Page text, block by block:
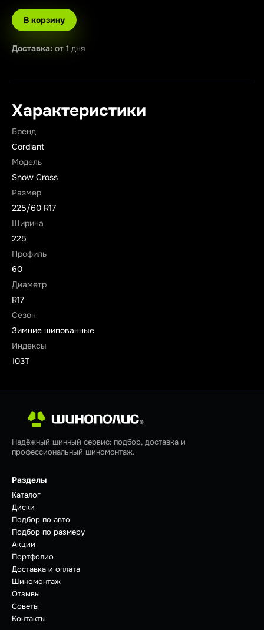
В корзину
Доставка: от 1 дня
Характеристики
Бренд
Cordiant
Модель
Snow Cross
Размер
225/60 R17
Ширина
225
Профиль
60
Диаметр
R17
Сезон
Зимние шипованные
Индексы
103T
Надёжный шинный сервис: подбор, доставка и
профессиональный шиномонтаж.
Разделы
Каталог
Диски
Подбор по авто
Подбор по размеру
Акции
Портфолио
Доставка и оплата
Шиномонтаж
Отзывы
Советы
Контакты